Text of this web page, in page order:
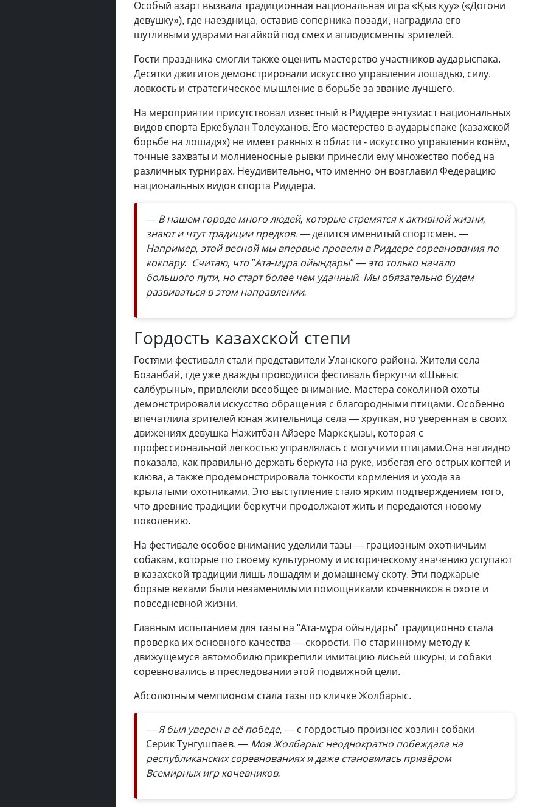
Особый азарт вызвала традиционная национальная игра «Қыз қуу» («Догони
девушку»), где наездница, оставив соперника позади, наградила его
шутливыми ударами нагайкой под смех и аплодисменты зрителей.
Гости праздника смогли также оценить мастерство участников аударыспака.
Десятки джигитов демонстрировали искусство управления лошадью, силу,
ловкость и стратегическое мышление в борьбе за звание лучшего.
На мероприятии присутствовал известный в Риддере энтузиаст национальных
видов спорта Еркебулан Толеуханов. Его мастерство в аударыспаке (казахской
борьбе на лошадях) не имеет равных в области - искусство управления конём,
точные захваты и молниеносные рывки принесли ему множество побед на
различных турнирах. Неудивительно, что именно он возглавил Федерацию
национальных видов спорта Риддера.
— В нашем городе много людей, которые стремятся к активной жизни,
знают и чтут традиции предков, —делится именитый спортсмен. —
Например, этой весной мы впервые провели в Риддере соревнования по
кокпару. Считаю, что "Ата-мұра ойындары" — это только начало
большого пути, но старт более чем удачный. Мы обязательно будем
развиваться в этом направлении.
Гордость казахской степи
Гостями фестиваля стали представители Уланского района. Жители села
Бозанбай, где уже дважды проводился фестиваль беркутчи «Шығыс
салбурыны», привлекли всеобщее внимание. Мастера соколиной охоты
демонстрировали искусство обращения с благородными птицами. Особенно
впечатлила зрителей юная жительница села — хрупкая, но уверенная в своих
движениях девушка Нажитбан Айзере Марксқызы, которая с
профессиональной легкостью управлялась с могучими птицами.Она наглядно
показала, как правильно держать беркута на руке, избегая его острых когтей и
клюва, а также продемонстрировала тонкости кормления и ухода за
крылатыми охотниками. Это выступление стало ярким подтверждением того,
что древние традиции беркутчи продолжают жить и передаются новому
поколению.
На фестивале особое внимание уделили тазы — грациозным охотничьим
собакам, которые по своему культурному и историческому значению уступают
в казахской традиции лишь лошадям и домашнему скоту. Эти поджарые
борзые веками были незаменимыми помощниками кочевников в охоте и
повседневной жизни.
Главным испытанием для тазы на "Ата-мұра ойындары" традиционно стала
проверка их основного качества — скорости. По старинному методу к
движущемуся автомобилю прикрепили имитацию лисьей шкуры, и собаки
соревновались в преследовании этой подвижной цели.
Абсолютным чемпионом стала тазы по кличке Жолбарыс.
— Я был уверен в её победе, — с гордостью произнес хозяин собаки
Серик Тунгушпаев. — Моя Жолбарыс неоднократно побеждала на
республиканских соревнованиях и даже становилась призёром
Всемирных игр кочевников.